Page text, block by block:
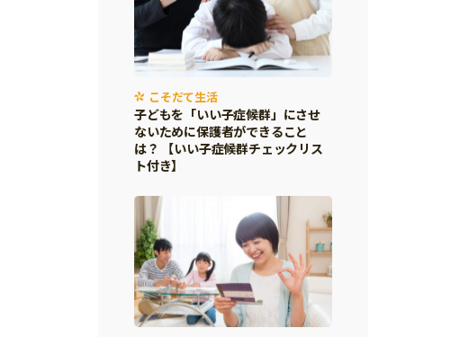
こそだて生活
子どもを「いい子症候群」にさせ
ないために保護者ができること
は？ 【いい子症候群チェックリス
ト付き】